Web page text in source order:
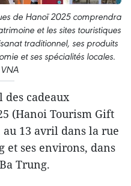
de Hanoï 2025 comprendra
et les sites touristiques
traditionnel, ses produits
et ses spécialités locales.
des cadeaux
(Hanoi Tourism Gift
13 avril dans la rue
et ses environs, dans
Trung.